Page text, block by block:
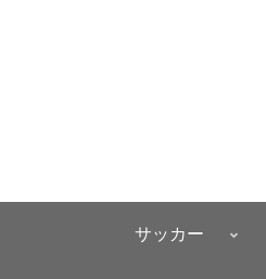
サッカー